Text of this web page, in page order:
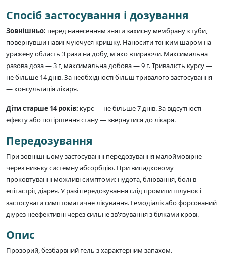
Спосіб застосування і дозування
Зовнішньо: перед нанесенням зняти захисну мембрану з туби,
повернувши навинчуючуся кришку. Наносити тонким шаром на
уражену область 3 рази на добу, м'яко втираючи. Максимальна
разова доза — 3 г, максимальна добова — 9 г. Тривалість курсу —
не більше 14 днів. За необхідності більш тривалого застосування
— консультація лікаря.
Діти старше 14 років: курс — не більше 7 днів. За відсутності
ефекту або погіршення стану — звернутися до лікаря.
Передозування
При зовнішньому застосуванні передозування малоймовірне
через низьку системну абсорбцію. При випадковому
проковтуванні можливі симптоми: нудота, блювання, болі в
епігастрії, діарея. У разі передозування слід промити шлунок і
застосувати симптоматичне лікування. Гемодіаліз або форсований
діурез неефективні через сильне зв'язування з білками крові.
Опис
Прозорий, безбарвний гель з характерним запахом.